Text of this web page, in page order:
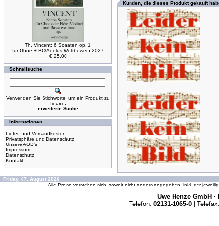
Th, Vincent: 6 Sonaten op. 1
für Oboe + BC/Aeolus Wettbewerb 2027
€ 25,00
Schnellsuche
Verwenden Sie Stichworte, um ein Produkt zu
finden.
erweiterte Suche
Informationen
Liefer- und Versandkosten
Privatsphäre und Datenschutz
Unsere AGB's
Impressum
Datenschutz
Kontakt
Kunden, die dieses Produkt gekauft
Friday, 07. August 2026
Alle Preise verstehen sich, soweit nicht anders angegeben, inkl. der
Uwe Henze GmbH ·
Telefon: 02131-1065-0 | Telefax: